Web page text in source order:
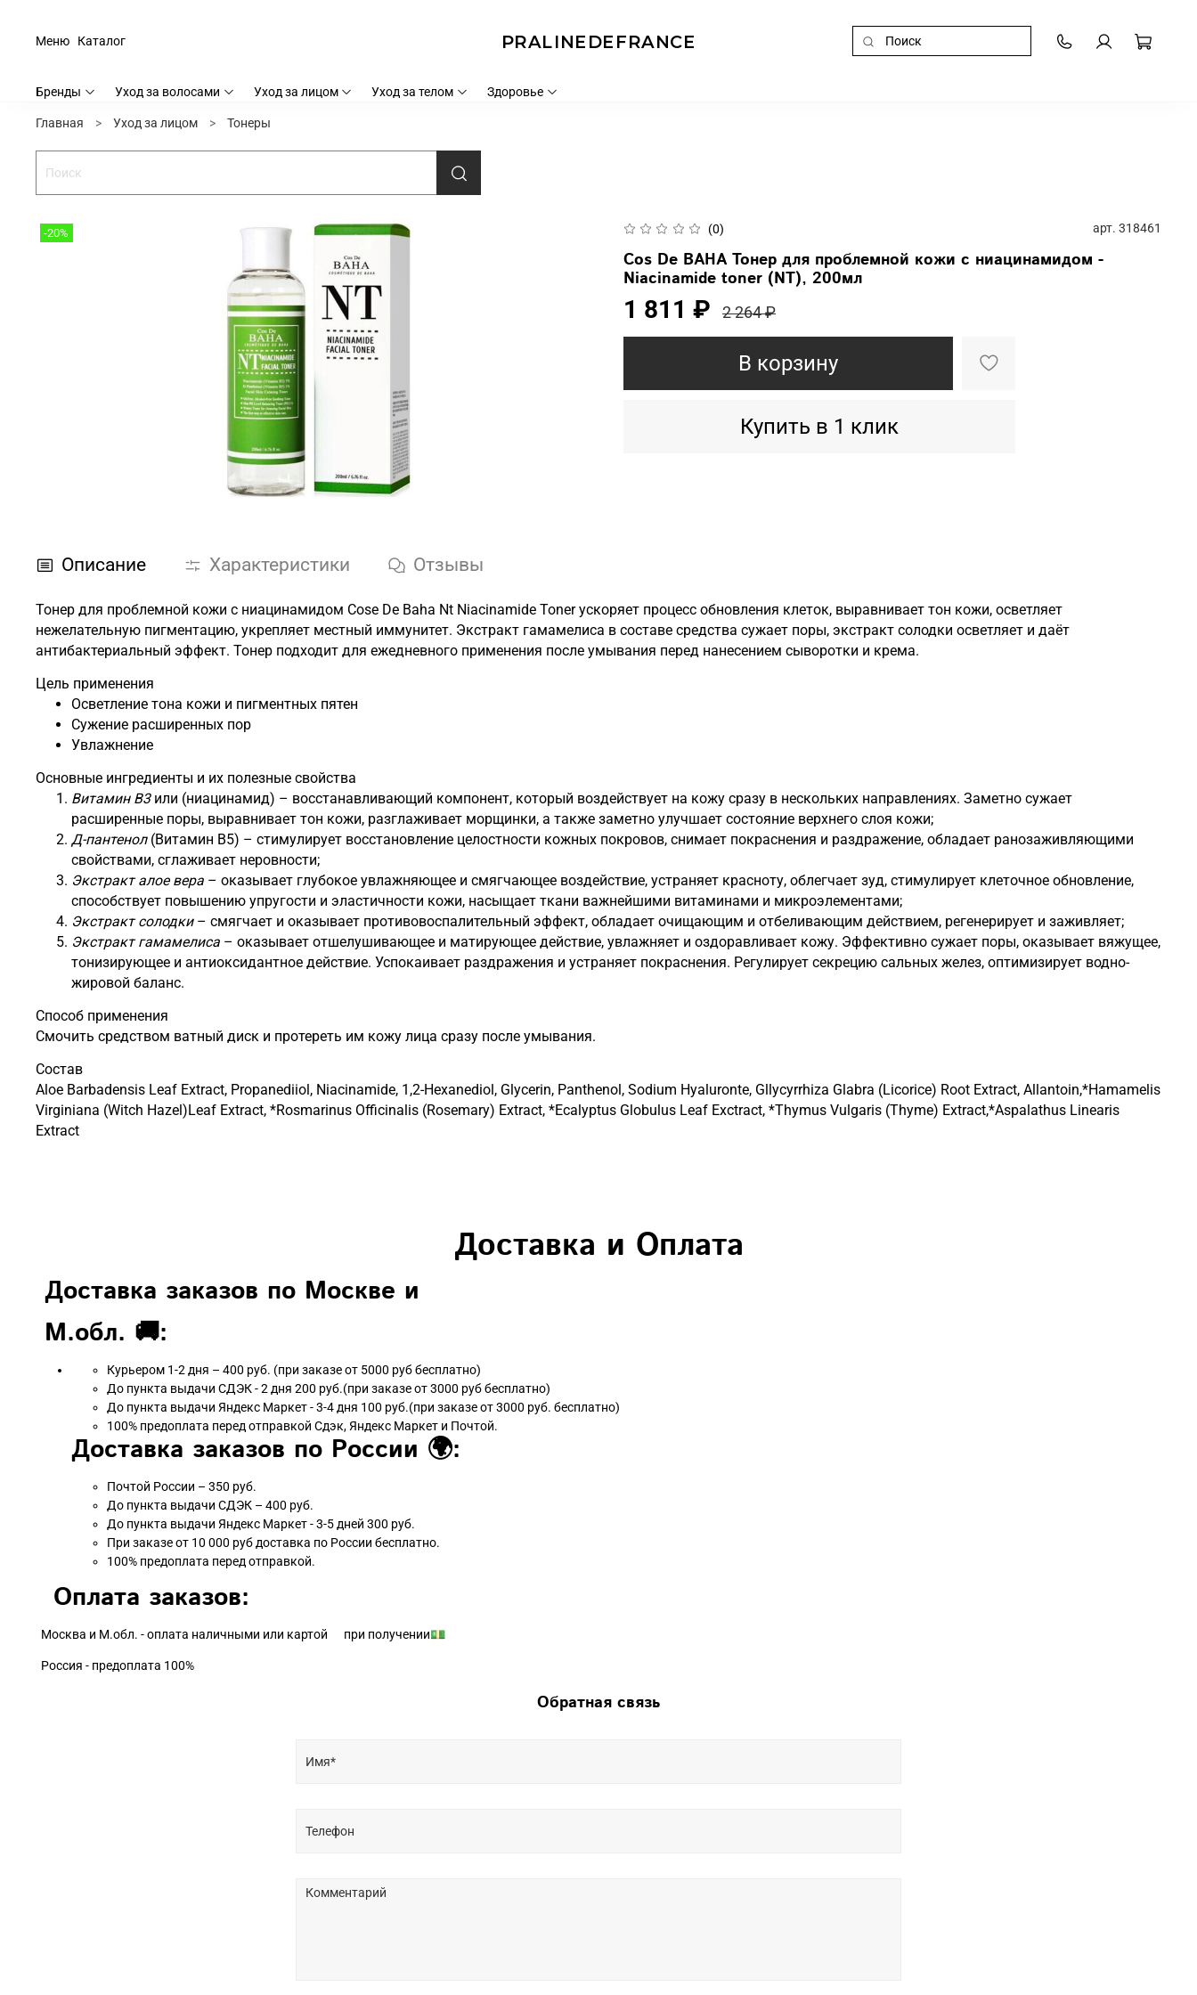
PRALINEDEFRANCE
Каталог
Меню
Бренды Уход за волосами Уход за лицом Уход за телом Здоровье
Главная Уход за лицом Тонеры
-20% (0) арт. 318461
Cos De BAHA Тонер для проблемной кожи с ниацинамидом -
Niacinamide toner (NT), 200мл
1 811 ₽ 2 264 ₽
В корзину
Купить в 1 клик
Описание Характеристики Отзывы
Тонер для проблемной кожи с ниацинамидом Cose De Baha Nt Niacinamide Toner ускоряет процесс обновления клеток, выравнивает тон кожи, осветляет
нежелательную пигментацию, укрепляет местный иммунитет. Экстракт гамамелиса в составе средства сужает поры, экстракт солодки осветляет и даёт
антибактериальный эффект. Тонер подходит для ежедневного применения после умывания перед нанесением сыворотки и крема.
Цель применения
Осветление тона кожи и пигментных пятен
Сужение расширенных пор
Увлажнение
Основные ингредиенты и их полезные свойства
Витамин B3 или (ниацинамид) – восстанавливающий компонент, который воздействует на кожу сразу в нескольких направлениях. Заметно сужает
расширенные поры, выравнивает тон кожи, разглаживает морщинки, а также заметно улучшает состояние верхнего слоя кожи;
Д-пантенол (Витамин В5) – стимулирует восстановление целостности кожных покровов, снимает покраснения и раздражение, обладает ранозаживляющими
свойствами, сглаживает неровности;
Экстракт алое вера – оказывает глубокое увлажняющее и смягчающее воздействие, устраняет красноту, облегчает зуд, стимулирует клеточное обновление,
способствует повышению упругости и эластичности кожи, насыщает ткани важнейшими витаминами и микроэлементами;
Экстракт солодки
– смягчает и оказывает противовоспалительный эффект, обладает очищающим и отбеливающим действием, регенерирует и заживляет;
Экстракт гамамелиса – оказывает отшелушивающее и матирующее действие, увлажняет и оздоравливает кожу. Эффективно сужает поры, оказывает вяжущее,
тонизирующее и антиоксидантное действие. Успокаивает раздражения и устраняет покраснения. Регулирует секрецию сальных желез, оптимизирует водно-
жировой баланс.
Способ применения
Смочить средством ватный диск и протереть им кожу лица сразу после умывания.
Состав
Aloe Barbadensis Leaf Extract, Propanediiol, Niacinamide, 1,2-Hexanediol, Glycerin, Panthenol, Sodium Hyaluronte, Gllycyrrhiza Glabra (Licorice) Root Extract, Allantoin,*Hamamelis
Virginiana (Witch Hazel)Leaf Extract, *Rosmarinus Officinalis (Rosemary) Extract, *Ecalyptus Globulus Leaf Exctract, *Thymus Vulgaris (Thyme) Extract,*Aspalathus Linearis
Extract
Доставка и Оплата
Доставка заказов по Москве и
М.обл. 🚚:
Курьером 1-2 дня – 400 руб. (при заказе от 5000 руб бесплатно)
До пункта выдачи СДЭК - 2 дня 200 руб.(при заказе от 3000 руб бесплатно)
До пункта выдачи Яндекс Маркет - 3-4 дня 100 руб.(при заказе от 3000 руб. бесплатно)
100% предоплата перед отправкой Сдэк, Яндекс Маркет и Почтой.
Доставка заказов по России 🌍:
Почтой России – 350 руб.
До пункта выдачи СДЭК – 400 руб.
До пункта выдачи Яндекс Маркет - 3-5 дней 300 руб.
При заказе от 10 000 руб доставка по России бесплатно.
100% предоплата перед отправкой.
Оплата заказов:
Москва и М.обл. - оплата наличными или картой при получении💵
Россия - предоплата 100%
Обратная связь